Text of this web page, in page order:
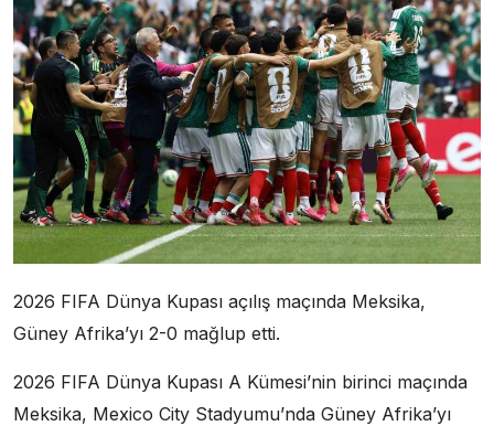
2026 FIFA Dünya Kupası açılış maçında Meksika,
Güney Afrika’yı 2-0 mağlup etti.
2026 FIFA Dünya Kupası A Kümesi’nin birinci maçında
Meksika, Mexico City Stadyumu’nda Güney Afrika’yı